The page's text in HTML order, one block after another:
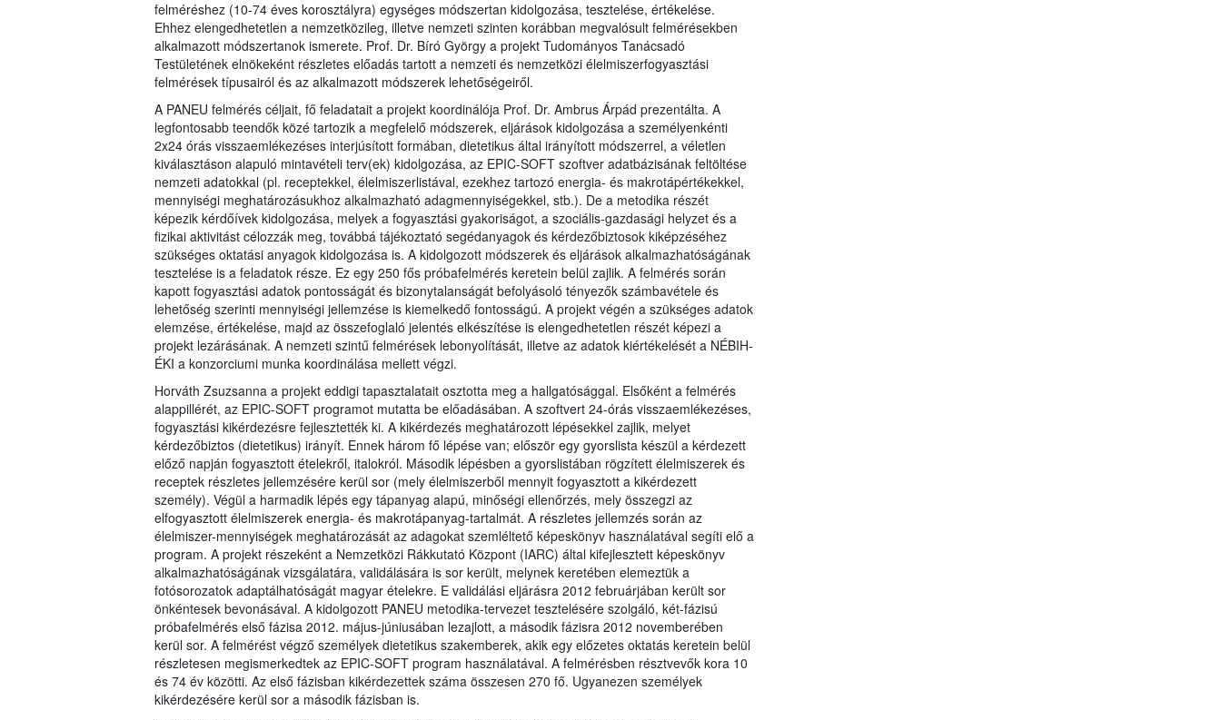
felméréshez (10-74 éves korosztályra) egységes módszertan kidolgozása, tesztelése, értékelése.
Ehhez elengedhetetlen a nemzetközileg, illetve nemzeti szinten korábban megvalósult felmérésekben
alkalmazott módszertanok ismerete. Prof. Dr. Bíró György a projekt Tudományos Tanácsadó
Testületének elnökeként részletes előadás tartott a nemzeti és nemzetközi élelmiszerfogyasztási
felmérések típusairól és az alkalmazott módszerek lehetőségeiről.
A PANEU felmérés céljait, fő feladatait a projekt koordinálója Prof. Dr. Ambrus Árpád prezentálta. A
legfontosabb teendők közé tartozik a megfelelő módszerek, eljárások kidolgozása a személyenkénti
2x24 órás visszaemlékezéses interjúsított formában, dietetikus által irányított módszerrel, a véletlen
kiválasztáson alapuló mintavételi terv(ek) kidolgozása, az EPIC-SOFT szoftver adatbázisának feltöltése
nemzeti adatokkal (pl. receptekkel, élelmiszerlistával, ezekhez tartozó energia- és makrotápértékekkel,
mennyiségi meghatározásukhoz alkalmazható adagmennyiségekkel, stb.). De a metodika részét
képezik kérdőívek kidolgozása, melyek a fogyasztási gyakoriságot, a szociális-gazdasági helyzet és a
fizikai aktivitást célozzák meg, továbbá tájékoztató segédanyagok és kérdezőbiztosok kiképzéséhez
szükséges oktatási anyagok kidolgozása is. A kidolgozott módszerek és eljárások alkalmazhatóságának
tesztelése is a feladatok része. Ez egy 250 fős próbafelmérés keretein belül zajlik. A felmérés során
kapott fogyasztási adatok pontosságát és bizonytalanságát befolyásoló tényezők számbavétele és
lehetőség szerinti mennyiségi jellemzése is kiemelkedő fontosságú. A projekt végén a szükséges adatok
elemzése, értékelése, majd az összefoglaló jelentés elkészítése is elengedhetetlen részét képezi a
projekt lezárásának. A nemzeti szintű felmérések lebonyolítását, illetve az adatok kiértékelését a NÉBIH-
ÉKI a konzorciumi munka koordinálása mellett végzi.
Horváth Zsuzsanna a projekt eddigi tapasztalatait osztotta meg a hallgatósággal. Elsőként a felmérés
alappillérét, az EPIC-SOFT programot mutatta be előadásában. A szoftvert 24-órás visszaemlékezéses,
fogyasztási kikérdezésre fejlesztették ki. A kikérdezés meghatározott lépésekkel zajlik, melyet
kérdezőbiztos (dietetikus) irányít. Ennek három fő lépése van; először egy gyorslista készül a kérdezett
előző napján fogyasztott ételekről, italokról. Második lépésben a gyorslistában rögzített élelmiszerek és
receptek részletes jellemzésére kerül sor (mely élelmiszerből mennyit fogyasztott a kikérdezett
személy). Végül a harmadik lépés egy tápanyag alapú, minőségi ellenőrzés, mely összegzi az
elfogyasztott élelmiszerek energia- és makrotápanyag-tartalmát. A részletes jellemzés során az
élelmiszer-mennyiségek meghatározását az adagokat szemléltető képeskönyv használatával segíti elő a
program. A projekt részeként a Nemzetközi Rákkutató Központ (IARC) által kifejlesztett képeskönyv
alkalmazhatóságának vizsgálatára, validálására is sor került, melynek keretében elemeztük a
fotósorozatok adaptálhatóságát magyar ételekre. E validálási eljárásra 2012 februárjában került sor
önkéntesek bevonásával. A kidolgozott PANEU metodika-tervezet tesztelésére szolgáló, két-fázisú
próbafelmérés első fázisa 2012. május-júniusában lezajlott, a második fázisra 2012 novemberében
kerül sor. A felmérést végző személyek dietetikus szakemberek, akik egy előzetes oktatás keretein belül
részletesen megismerkedtek az EPIC-SOFT program használatával. A felmérésben résztvevők kora 10
és 74 év közötti. Az első fázisban kikérdezettek száma összesen 270 fő. Ugyanezen személyek
kikérdezésére kerül sor a második fázisban is.